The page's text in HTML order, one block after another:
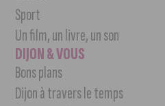
Sport
Un film, un livre, un son
DIJON & VOUS
Bons plans
Dijon à travers le temps